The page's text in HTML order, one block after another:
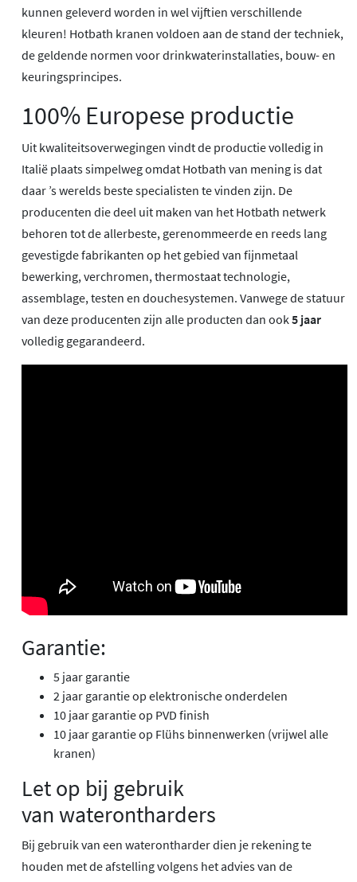
kunnen geleverd worden in wel vijftien verschillende
kleuren! Hotbath kranen voldoen aan de stand der techniek,
de geldende normen voor drinkwaterinstallaties, bouw- en
keuringsprincipes.
100% Europese productie
Uit kwaliteitsoverwegingen vindt de productie volledig in
Italië plaats simpelweg omdat Hotbath van mening is dat
daar ’s werelds beste specialisten te vinden zijn. De
producenten die deel uit maken van het Hotbath netwerk
behoren tot de allerbeste, gerenommeerde en reeds lang
gevestigde fabrikanten op het gebied van fijnmetaal
bewerking, verchromen, thermostaat technologie,
assemblage, testen en douchesystemen. Vanwege de statuur
van deze producenten zijn alle producten dan ook5 jaar
volledig gegarandeerd.
Garantie:
5 jaar garantie
2 jaar garantie op elektronische onderdelen
10 jaar garantie op PVD finish
10 jaar garantie op Flühs binnenwerken (vrijwel alle
kranen)
Let op bij gebruik
van waterontharders
Bij gebruik van een waterontharder dien je rekening te
houden met de afstelling volgens het advies van de